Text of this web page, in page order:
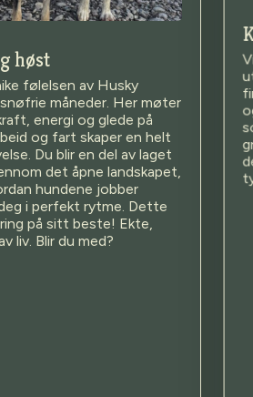
høst
følelsen av Husky
måneder. Her møter
energi og glede på
og fart skaper en helt
Du blir en del av laget
det åpne landskapet,
hundene jobber
i perfekt rytme. Dette
på sitt beste! Ekte,
liv. Blir du med?